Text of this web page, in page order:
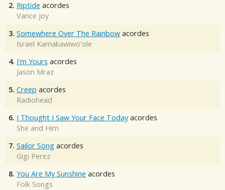
2. Riptide acordes
Vance Joy
3. Somewhere Over The Rainbow acordes
Israel Kamakawiwo'ole
4. I'm Yours acordes
Jason Mraz
5. Creep acordes
Radiohead
6. I Thought I Saw Your Face Today acordes
She and Him
7. Sailor Song acordes
Gigi Perez
8. You Are My Sunshine acordes
Folk Songs